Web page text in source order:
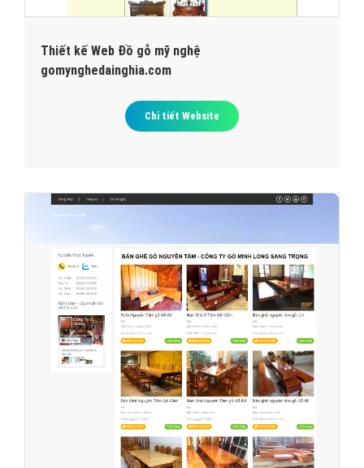
Thiết kế Web Đồ gỗ mỹ nghệ
gomynghedainghia.com
Chi tiết Website